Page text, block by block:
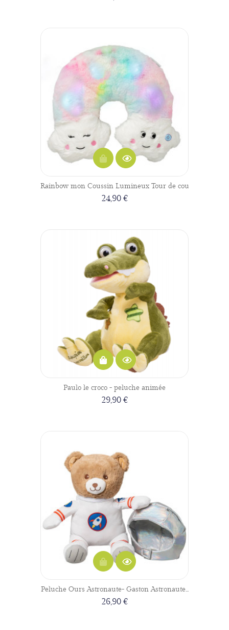
Rainbow mon Coussin Lumineux Tour de cou
24,90 €
Paulo le croco - peluche animée
29,90 €
Peluche Ours Astronaute- Gaston Astronaute...
26,90 €